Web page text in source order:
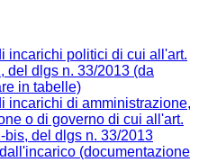
incarichi politici di cui all'art.
del dlgs n. 33/2013 (da
in tabelle)
incarichi di amministrazione,
o di governo di cui all'art.
bis, del dlgs n. 33/2013
(documentazione